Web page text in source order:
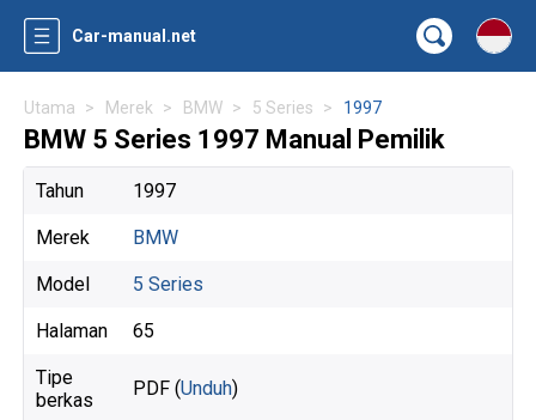
Car-manual.net
Utama Merek BMW 5 Series 1997
BMW 5 Series 1997 Manual Pemilik
Tahun 1997
Merek BMW
Model 5 Series
Halaman 65
Tipe
berkas
PDF (Unduh)